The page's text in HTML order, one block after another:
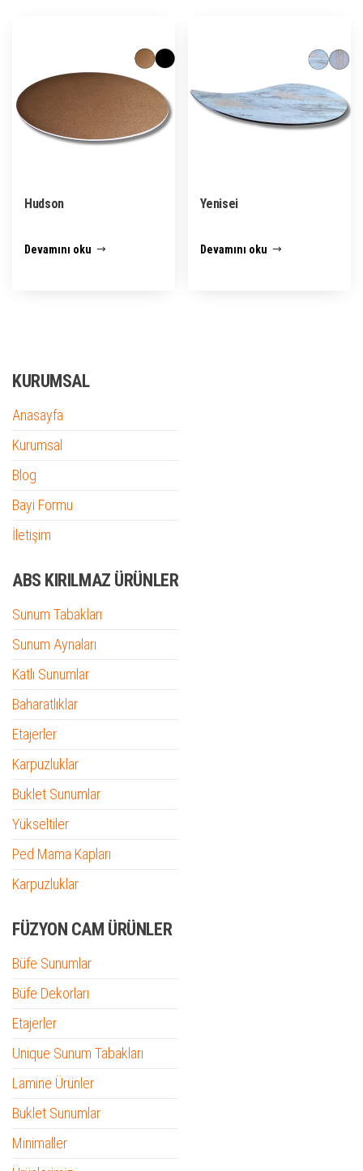
Hudson
Devamını oku
Yenisei
Devamını oku
KURUMSAL
Anasayfa
Kurumsal
Blog
Bayi Formu
İletişim
ABS KIRILMAZ ÜRÜNLER
Sunum Tabakları
Sunum Aynaları
Katlı Sunumlar
Baharatlıklar
Etajerler
Karpuzluklar
Buklet Sunumlar
Yükseltiler
Ped Mama Kapları
Karpuzluklar
FÜZYON CAM ÜRÜNLER
Büfe Sunumlar
Büfe Dekorları
Etajerler
Unique Sunum Tabakları
Lamine Ürünler
Buklet Sunumlar
Minimaller